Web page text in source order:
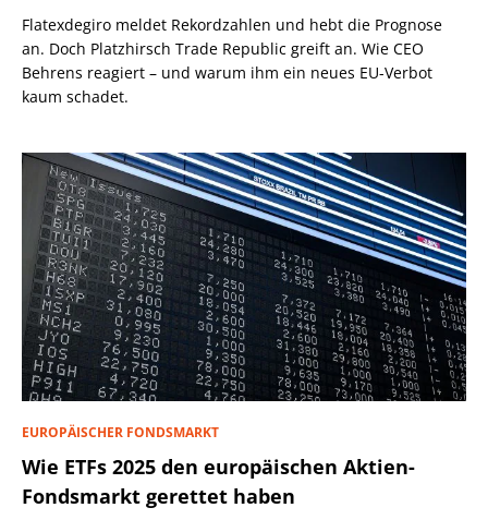
Flatexdegiro meldet Rekordzahlen und hebt die Prognose
an. Doch Platzhirsch Trade Republic greift an. Wie CEO
Behrens reagiert – und warum ihm ein neues EU-Verbot
kaum schadet.
EUROPÄISCHER FONDSMARKT
Wie ETFs 2025 den europäischen Aktien-
Fondsmarkt gerettet haben